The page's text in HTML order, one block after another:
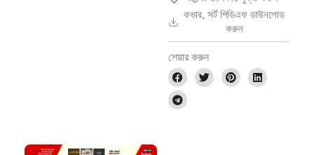
কভার, সর্ট পিডিএফ ডাউনলোড
করুন
শেয়ার করুন